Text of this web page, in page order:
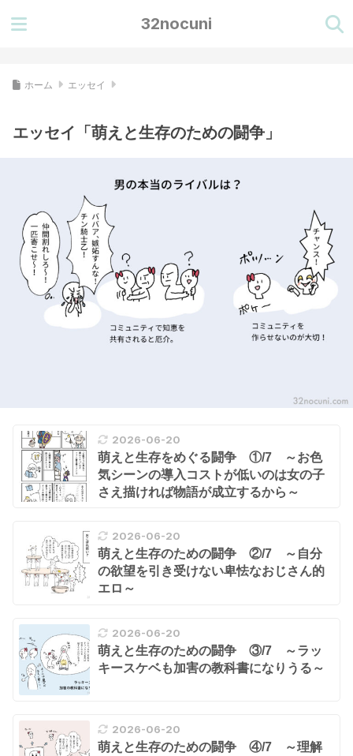
32nocuni
ホーム エッセイ
エッセイ「萌えと生存のための闘争」
2026-06-20
萌えと生存をめぐる闘争 ①/7 ～お色
気シーンの導入コストが低いのは女の子
さえ描ければ物語が成立するから～
2026-06-20
萌えと生存のための闘争 ②/7 ～自分
の欲望を引き受けない卑怯なおじさん的
エロ～
2026-06-20
萌えと生存のための闘争 ③/7 ～ラッ
キースケベも加害の教科書になりうる～
2026-06-20
萌えと生存のための闘争 ④/7 ～理解